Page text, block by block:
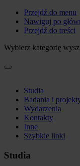
Przejdź do menu
Nawiguj po
Przejdź do treści
Wybierz kategorię
Studia
Badania i
Wydarzenia
Kontakty
Inne
Szybkie linki
Studia